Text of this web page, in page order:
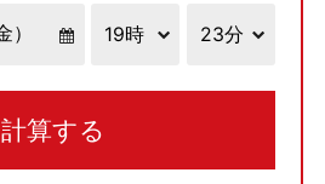
計算する